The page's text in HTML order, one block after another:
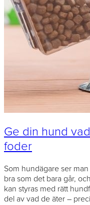
Ge din hund
foder
Som hundägare ser
bra som det bara går,
kan styras med rätt
del av vad de äter –